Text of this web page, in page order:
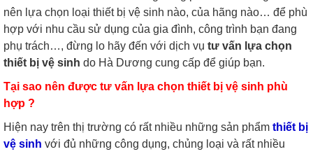
nên lựa chọn loại thiết bị vệ sinh nào, của hãng nào… để phù
hợp với nhu cầu sử dụng của gia đình, công trình bạn đang
phụ trách…, đừng lo hãy đến với dịch vụ tư vấn lựa chọn
thiết bị vệ sinh do Hà Dương cung cấp để giúp bạn.
Tại sao nên được tư vấn lựa chọn thiết bị vệ sinh phù
hợp ?
Hiện nay trên thị trường có rất nhiều những sản phẩm thiết bị
vệ sinh với đủ những công dụng, chủng loại và rất nhiều